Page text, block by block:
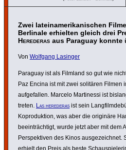
Zwei lateinamerikanischen
Berlinale erhielten gleich drei
Herederas aus Paraguay konnte
Von Wolfgang Lasinger
Paraguay ist als Filmland so gut wie
Paz Encina ist mit zwei solitären Filmen
aufge­fallen. Marcelo Marti­nessi ist
treten. Las herederas ist sein
Kopro­duk­tion, was aber die originäre
beein­träch­tigt, wurde jetzt aber mit dem
Perspek­tiven des Kinos ausge­zeichnet.
erhielt den Preis als beste